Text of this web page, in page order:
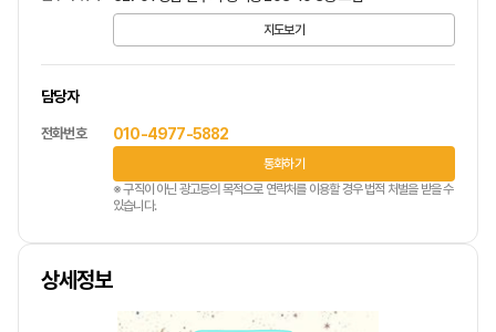
지도보기
담당자
전화번호 010-4977-5882
통화하기
※ 구직이 아닌 광고등의 목적으로 연락처를 이용할 경우 법적 처벌을 받을 수
있습니다.
상세정보